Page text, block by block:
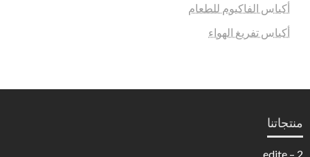
أكياس الفاكيوم للطعام
أكياس تفريغ الهواء
منتجاتنا
2 – edite